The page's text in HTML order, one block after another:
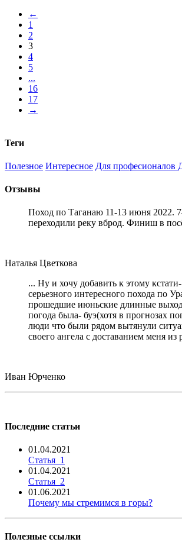
←
1
2
3
4
5
...
16
17
→
Теги
Полезное Интересное Для професионалов
Отзывы
Поход по Таганаю 11-13 июня 2022.
переходили реку вброд. Финиш в
Наталья Цветкова
... Ну и хочу добавить к этому
серьезного интересного похода по
прошедшие июньские длинные
погода была- буэ(хотя в прогнозах
люди что были рядом вытянули
своего ангела с доставанием меня
Иван Юрченко
Последние статьи
01.04.2021
Статья_1
01.04.2021
Статья_2
01.06.2021
Почему мы стремимся в горы?
Полезные ссылки